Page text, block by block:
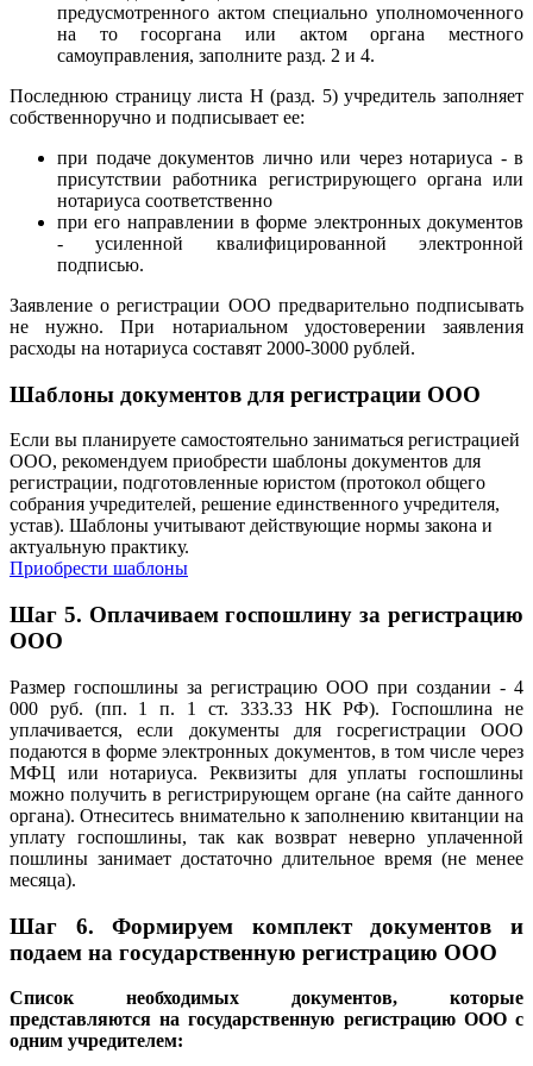
предусмотренного актом специально уполномоченного
на то госоргана или актом органа местного
самоуправления, заполните разд. 2 и 4.
Последнюю страницу листа Н (разд. 5) учредитель заполняет
собственноручно и подписывает ее:
при подаче документов лично или через нотариуса - в
присутствии работника регистрирующего органа или
нотариуса соответственно
при его направлении в форме электронных документов
- усиленной квалифицированной электронной
подписью.
Заявление о регистрации ООО предварительно подписывать
не нужно. При нотариальном удостоверении заявления
расходы на нотариуса составят 2000-3000 рублей.
Шаблоны документов для регистрации ООО
Если вы планируете самостоятельно заниматься регистрацией
ООО, рекомендуем приобрести шаблоны документов для
регистрации, подготовленные юристом (протокол общего
собрания учредителей, решение единственного учредителя,
устав). Шаблоны учитывают действующие нормы закона и
актуальную практику.
Приобрести шаблоны
Шаг 5. Оплачиваем госпошлину за регистрацию
ООО
Размер госпошлины за регистрацию ООО при создании - 4
000 руб. (пп. 1 п. 1 ст. 333.33 НК РФ). Госпошлина не
уплачивается, если документы для госрегистрации ООО
подаются в форме электронных документов, в том числе через
МФЦ или нотариуса. Реквизиты для уплаты госпошлины
можно получить в регистрирующем органе (на сайте данного
органа). Отнеситесь внимательно к заполнению квитанции на
уплату госпошлины, так как возврат неверно уплаченной
пошлины занимает достаточно длительное время (не менее
месяца).
Шаг 6. Формируем комплект документов и
подаем на государственную регистрацию ООО
Список необходимых документов, которые
представляются на государственную регистрацию ООО с
одним учредителем: